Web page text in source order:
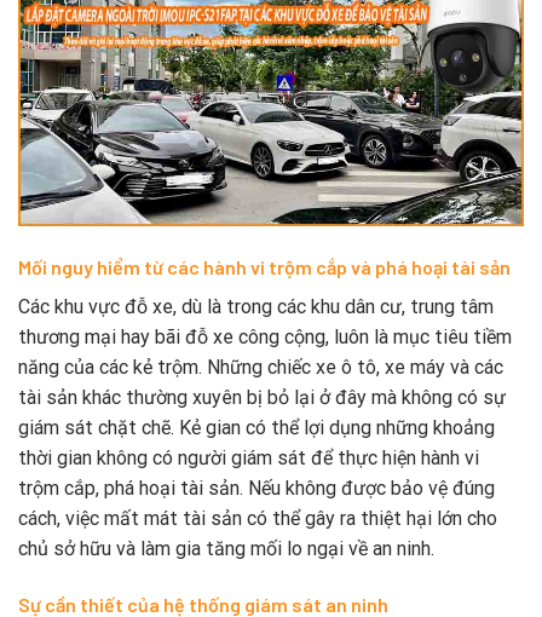
Mối nguy hiểm từ các hành vi trộm cắp và phá hoại tài sản
Các khu vực đỗ xe, dù là trong các khu dân cư, trung tâm
thương mại hay bãi đỗ xe công cộng, luôn là mục tiêu tiềm
năng của các kẻ trộm. Những chiếc xe ô tô, xe máy và các
tài sản khác thường xuyên bị bỏ lại ở đây mà không có sự
giám sát chặt chẽ. Kẻ gian có thể lợi dụng những khoảng
thời gian không có người giám sát để thực hiện hành vi
trộm cắp, phá hoại tài sản. Nếu không được bảo vệ đúng
cách, việc mất mát tài sản có thể gây ra thiệt hại lớn cho
chủ sở hữu và làm gia tăng mối lo ngại về an ninh.
Sự cần thiết của hệ thống giám sát an ninh